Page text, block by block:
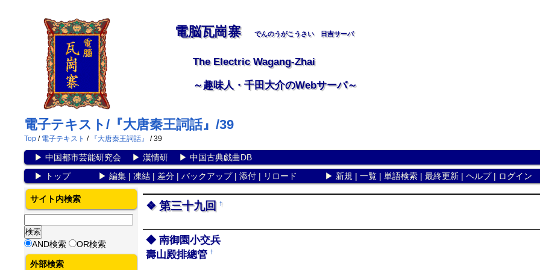
電脳瓦崗寨 でんのうがこうさい 日吉サーバ
The Electric Wagang-Zhai
～趣味人・千田大介のWebサーバ～
電子テキスト/『大唐秦王詞話』/39
Top/ 電子テキスト / 『大唐秦王詞話』 / 39
▶ 中国都市芸能研究会▶ 漢情研▶ 中国古典戯曲DB
▶
トップ▶ 編集| 凍結| 差分| バックアップ| 添付| リロード ▶ 新規 | 一覧| 単語検索| 最終更新| ヘルプ| ログイン
第三十九回†
南御園小交兵
壽山殿排總管 †
サイト内検索
AND検索 OR検索
外部検索